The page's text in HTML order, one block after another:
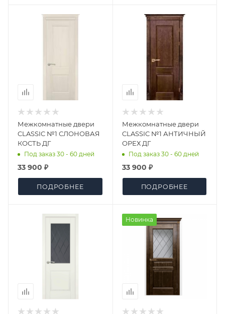
Межкомнатные двери
CLASSIC №1 СЛОНОВАЯ
КОСТЬ ДГ
Под заказ 30 - 60 дней
33 900 ₽
ПОДРОБНЕЕ
Межкомнатные двери
CLASSIC №1 АНТИЧНЫЙ
ОРЕХ ДГ
Под заказ 30 - 60 дней
33 900 ₽
ПОДРОБНЕЕ
Новинка